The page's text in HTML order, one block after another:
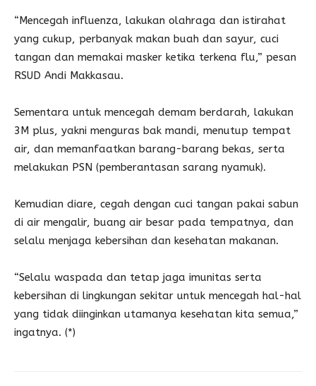
“Mencegah influenza, lakukan olahraga dan istirahat
yang cukup, perbanyak makan buah dan sayur, cuci
tangan dan memakai masker ketika terkena flu,” pesan
RSUD Andi Makkasau.
Sementara untuk mencegah demam berdarah, lakukan
3M plus, yakni menguras bak mandi, menutup tempat
air, dan memanfaatkan barang-barang bekas, serta
melakukan PSN (pemberantasan sarang nyamuk).
Kemudian diare, cegah dengan cuci tangan pakai sabun
di air mengalir, buang air besar pada tempatnya, dan
selalu menjaga kebersihan dan kesehatan makanan.
“Selalu waspada dan tetap jaga imunitas serta
kebersihan di lingkungan sekitar untuk mencegah hal-hal
yang tidak diinginkan utamanya kesehatan kita semua,”
ingatnya. (*)